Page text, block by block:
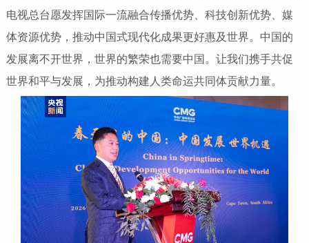
电视总台愿发挥国际一流融合传播优势、科技创新优势、媒
体资源优势，推动中国式现代化成果更好惠及世界。中国的
发展离不开世界，世界的繁荣也需要中国。让我们携手共促
世界和平与发展，为推动构建人类命运共同体贡献力量。